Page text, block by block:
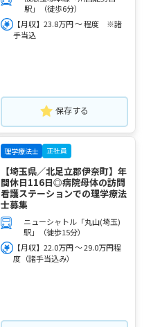
駅」（徒歩6分）
【月収】23.8万円 ～ 程度 ※諸
手当込
保存する
理学療法士 正社員
【埼玉県／北足立郡伊奈町】年
間休日116日◎病院母体の訪問
看護ステーションでの理学療法
士募集
ニューシャトル「丸山(埼玉)
駅」（徒歩15分）
【月収】22.0万円 ～ 29.0万円程
度（諸手当込み）